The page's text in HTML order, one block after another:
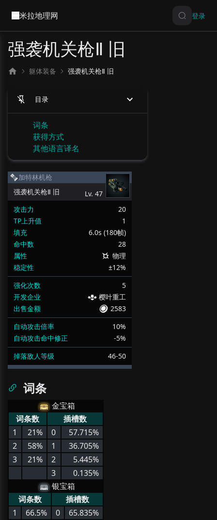
米拉地理网 登录
强袭机关枪Ⅱ 旧
躯体装备 强袭机关枪Ⅱ 旧
目录
词条
获得方式
其他语言译名
加特林机枪
强袭机关枪Ⅱ 旧
Lv. 47
攻击力
20
TP上升值
1
填充
6.0s (180帧)
命中数
28
属性
物理
稳定性
±12%
强化次数
5
开发企业
樱叶重工
出售金额
2583
自动攻击倍率
10%
自动攻击命中修正
-5%
掉落敌人等级
46-50
词条
金宝箱
词条数
插槽数
1
21% 0
57.715%
2
58% 1
36.705%
3
21% 2
5.445%
3
0.135%
银宝箱
词条数
插槽数
1
66.5% 0
65.835%